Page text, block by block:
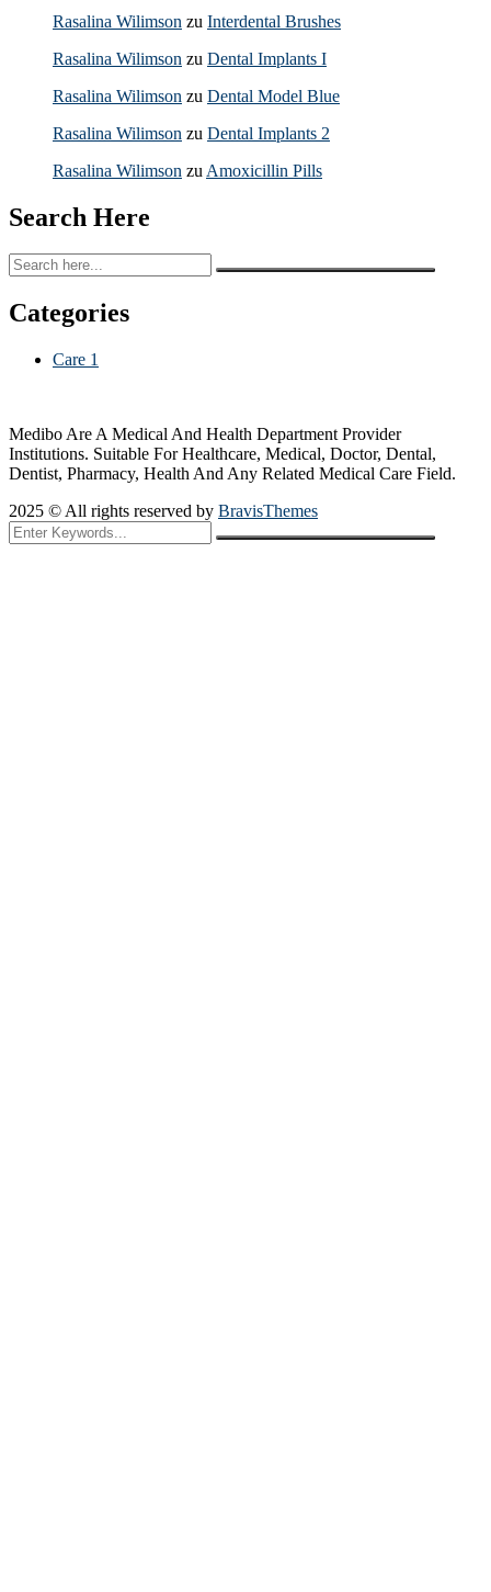
Rasalina Wilimson zu Interdental Brushes
Rasalina Wilimson zu Dental Implants I
Rasalina Wilimson zu Dental Model Blue
Rasalina Wilimson zu Dental Implants 2
Rasalina Wilimson zu Amoxicillin Pills
Search Here
Categories
Care 1
Medibo Are A Medical And Health Department Provider
Institutions. Suitable For Healthcare, Medical, Doctor, Dental,
Dentist, Pharmacy, Health And Any Related Medical Care Field.
2025 © All rights reserved by BravisThemes